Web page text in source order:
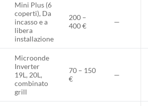
Mini Plus (6
coperti), Da
incasso e a
libera
installazione
200 –
400 €
—
Microonde
Inverter
19L, 20L,
combinato
grill
70 – 150
€
—